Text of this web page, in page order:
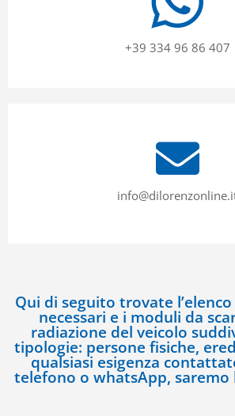
+39 334 96 86 407
Qui di seguito trovate
necessari e i moduli da
radiazione del veicolo
tipologie: persone fisiche,
qualsiasi esigenza
telefono o whatsApp,